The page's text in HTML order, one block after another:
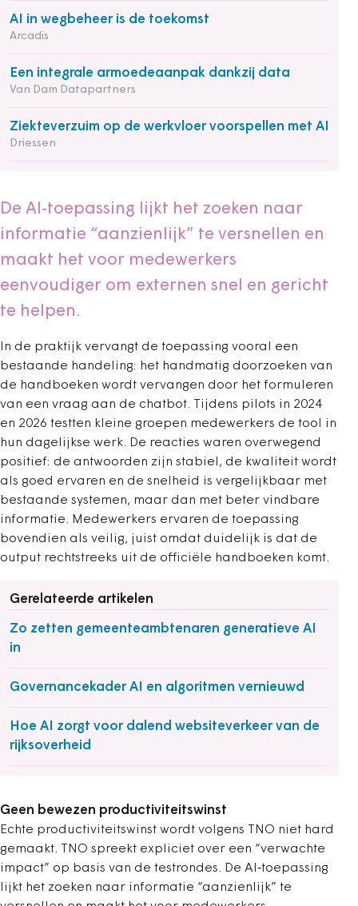
AI in wegbeheer is de toekomst
Arcadis
Een integrale armoedeaanpak dankzij data
Van Dam Datapartners
Ziekteverzuim op de werkvloer voorspellen met AI
Driessen
De AI‑toepassing lijkt het zoeken naar
informatie “aanzienlijk” te versnellen en
maakt het voor medewerkers
eenvoudiger om externen snel en gericht
te helpen.
In de praktijk vervangt de toepassing vooral een
bestaande handeling: het handmatig doorzoeken van
de handboeken wordt vervangen door het formuleren
van een vraag aan de chatbot. Tijdens pilots in 2024
en 2026 testten kleine groepen medewerkers de tool in
hun dagelijkse werk. De reacties waren overwegend
positief: de antwoorden zijn stabiel, de kwaliteit wordt
als goed ervaren en de snelheid is vergelijkbaar met
bestaande systemen, maar dan met beter vindbare
informatie. Medewerkers ervaren de toepassing
bovendien als veilig, juist omdat duidelijk is dat de
output rechtstreeks uit de officiële handboeken komt.
Gerelateerde artikelen
Zo zetten gemeenteambtenaren generatieve AI
in
Governancekader AI en algoritmen vernieuwd
Hoe AI zorgt voor dalend websiteverkeer van de
rijksoverheid
Geen bewezen productiviteitswinst
Echte productiviteitswinst wordt volgens TNO niet hard
gemaakt. TNO spreekt expliciet over een “verwachte
impact” op basis van de testrondes. De AI‑toepassing
lijkt het zoeken naar informatie “aanzienlijk” te